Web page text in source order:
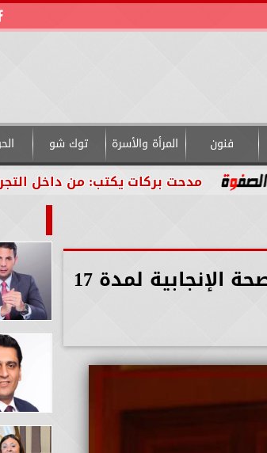
فنون المرأة والأسرة توك شو
مدحت بركات يكتب: من داخل التجربة..
غدًا «الصحة» تطلق حملة تنشيطية لخدمات الصحة الإنجابية لمدة 17